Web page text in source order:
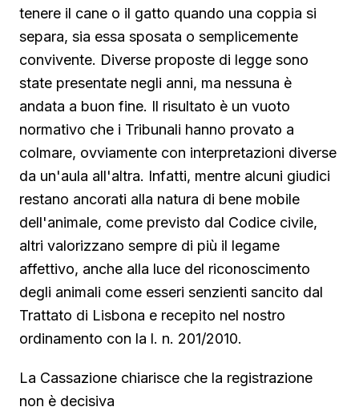
tenere il cane o il gatto quando una coppia si
separa, sia essa sposata o semplicemente
convivente. Diverse proposte di legge sono
state presentate negli anni, ma nessuna è
andata a buon fine. Il risultato è un vuoto
normativo che i Tribunali hanno provato a
colmare, ovviamente con interpretazioni diverse
da un'aula all'altra. Infatti, mentre alcuni giudici
restano ancorati alla natura di bene mobile
dell'animale, come previsto dal Codice civile,
altri valorizzano sempre di più il legame
affettivo, anche alla luce del riconoscimento
degli animali come esseri senzienti sancito dal
Trattato di Lisbona e recepito nel nostro
ordinamento con la l. n. 201/2010.
La Cassazione chiarisce che la registrazione
non è decisiva